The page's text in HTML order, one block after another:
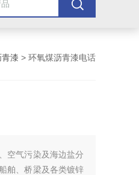
青漆 > 环氧煤沥青漆电话
空气污染及海边盐分
舶、桥梁及各类镀锌